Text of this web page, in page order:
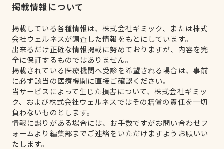
掲載情報について
掲載している各種情報は、株式会社ギミック、または株式
会社ウェルネスが調査した情報をもとにしています。
出来るだけ正確な情報掲載に努めておりますが、内容を完
全に保証するものではありません。
掲載されている医療機関へ受診を希望される場合は、事前
に必ず該当の医療機関に直接ご確認ください。
当サービスによって生じた損害について、株式会社ギミッ
ク、および株式会社ウェルネスではその賠償の責任を一切
負わないものとします。
情報に誤りがある場合には、お手数ですがお問い合わせフ
ォームより編集部までご連絡をいただけますようお願いい
たします。